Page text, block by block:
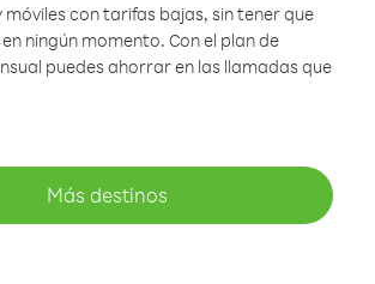
móviles con tarifas bajas, sin tener que
ningún momento. Con el plan de
puedes ahorrar en las llamadas que
Más destinos